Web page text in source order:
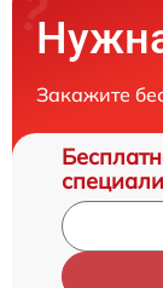
Закажите